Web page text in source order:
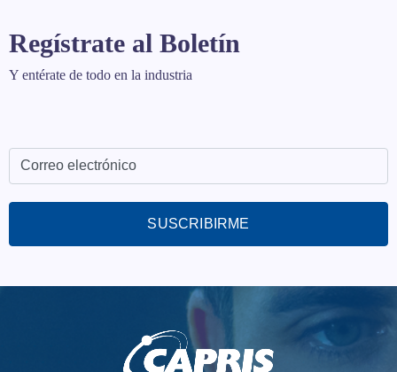
Regístrate al Boletín
Y entérate de todo en la industria
SUSCRIBIRME